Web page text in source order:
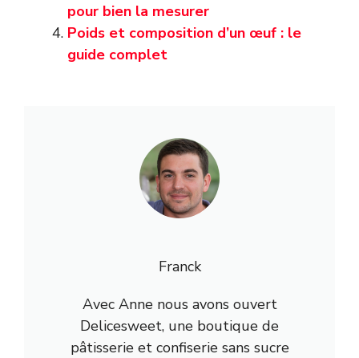
pour bien la mesurer
Poids et composition d’un œuf : le
guide complet
Franck
Avec Anne nous avons ouvert
Delicesweet, une boutique de
pâtisserie et confiserie sans sucre